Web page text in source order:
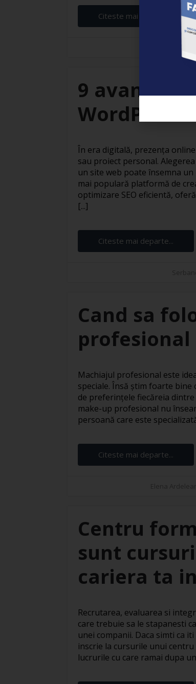
Citeste mai departe...
Elena
9 avantaje
WordPress
În era digitală, prezența
sau proiect personal.
un site web poate însemna un
mai populară platformă de
optimizare SEO eficientă,
[...]
Citeste mai departe...
Cand sa
profesional
Machiajul profesional este
speciale. Însă știm foarte bine
de preferințele fiecăreia
make-up profesional nu
persoană care este
Citeste mai departe...
Centru
sunt
cariera ta
Recrutarea, evaluarea si
care trebuie sa le stapanesti
unei companii. Daca simti ca
inscrie la cursurile unui
lucrurile cu care ramai dupa